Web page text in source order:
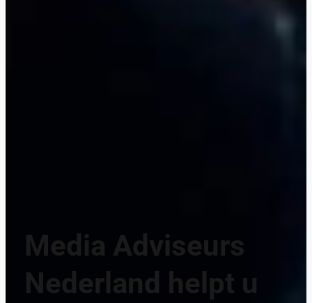
Media Adviseurs
Nederland helpt u